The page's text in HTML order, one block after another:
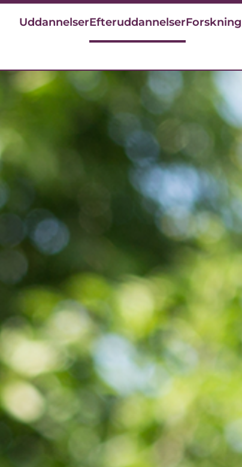
UddannelserEfteruddannelserForskning